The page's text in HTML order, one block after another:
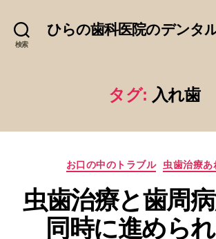
検索
ひらの歯科医院のデンタ
タグ: 入れ歯
カ
ゴ
リ
ー
お口の中のトラブル 虫歯治療あ
虫歯治療と歯周
同時に進めら